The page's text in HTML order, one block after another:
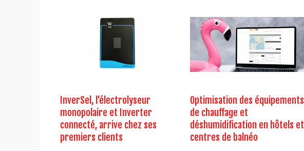
InverSel, l’électrolyseur
monopolaire et Inverter
connecté, arrive chez ses
premiers clients
Optimisation des équipements
de chauffage et
déshumidification en hôtels et
centres de balnéo